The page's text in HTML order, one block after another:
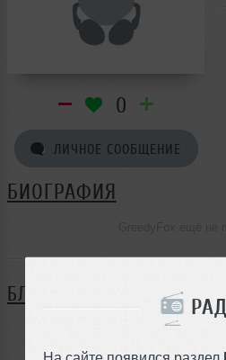
На сайте появился раздел
0
ЛИЧНОЕ СООБЩЕНИЕ
БИОГРАФИЯ
БЛОГ